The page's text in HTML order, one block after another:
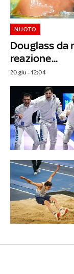
Douglass da
reazione...
NUOTO
20 giu - 12:04